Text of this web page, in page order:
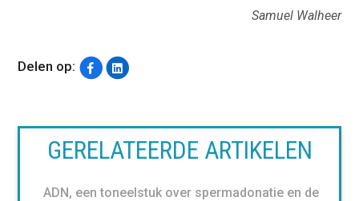
Samuel Walheer
Delen op:
GERELATEERDE ARTIKELEN
ADN, een toneelstuk over spermadonatie en de